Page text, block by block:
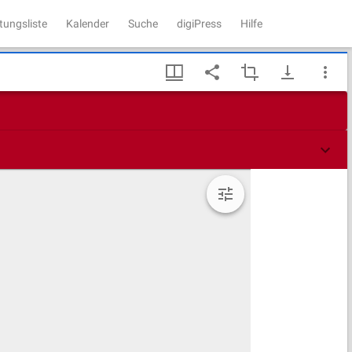
Kalender Suche digiPress Hilfe